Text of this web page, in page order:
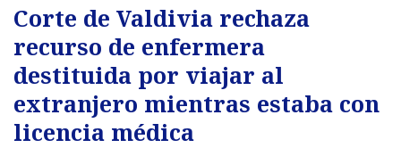
Corte de Valdivia rechaza
recurso de enfermera
destituida por viajar al
extranjero mientras estaba con
licencia médica